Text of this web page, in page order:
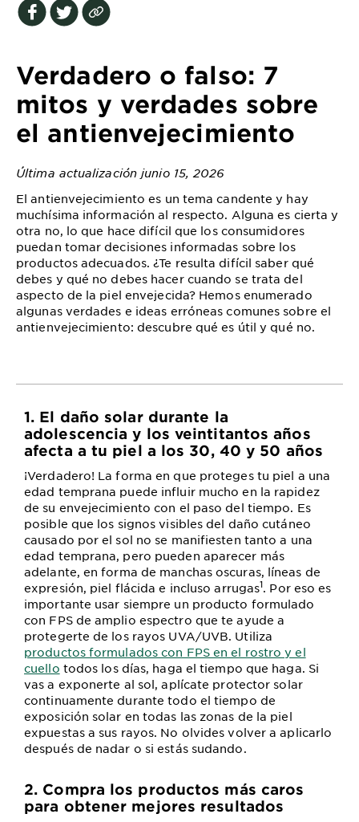
EXPLORE
Garnier
Key
Ingredients
Beauty
Garnier
Offers
Cruelty
Free
Verdadero o falso: 7
mitos y verdades sobre
el antienvejecimiento
Última actualización junio 15, 2026
El antienvejecimiento es un tema candente y hay
muchísima información al respecto. Alguna es cierta y
otra no, lo que hace difícil que los consumidores
puedan tomar decisiones informadas sobre los
productos adecuados. ¿Te resulta difícil saber qué
debes y qué no debes hacer cuando se trata del
aspecto de la piel envejecida? Hemos enumerado
algunas verdades e ideas erróneas comunes sobre el
antienvejecimiento: descubre qué es útil y qué no.
1. El daño solar durante la
adolescencia y los veintitantos años
afecta a tu piel a los 30, 40 y 50 años
¡Verdadero! La forma en que proteges tu piel a una
edad temprana puede influir mucho en la rapidez
de su envejecimiento con el paso del tiempo. Es
posible que los signos visibles del daño cutáneo
causado por el sol no se manifiesten tanto a una
edad temprana, pero pueden aparecer más
adelante, en forma de manchas oscuras, líneas de
expresión, piel flácida e incluso arrugas1. Por eso es
importante usar siempre un producto formulado
con FPS de amplio espectro que te ayude a
protegerte de los rayos UVA/UVB. Utiliza
productos formulados con FPS en el rostro y el
cuello todos los días, haga el tiempo que haga. Si
vas a exponerte al sol, aplícate protector solar
continuamente durante todo el tiempo de
exposición solar en todas las zonas de la piel
expuestas a sus rayos. No olvides volver a aplicarlo
después de nadar o si estás sudando.
2. Compra los productos más caros
para obtener mejores resultados